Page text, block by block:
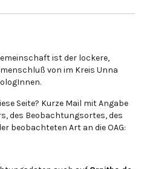
ist der lockere,
von im Kreis Unna
Seite? Kurze Mail mit Angabe
des Beobachtungsortes, des
beobachteten Art an die OAG: